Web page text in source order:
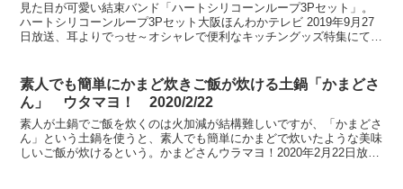
見た目が可愛い結束バンド「ハートシリコーンループ3Pセット」。
ハートシリコーンループ3Pセット大阪ほんわかテレビ 2019年9月27
日放送、耳よりでっせ～オシャレで便利なキッチングッズ特集にて紹
素人でも簡単にかまど炊きご飯が炊ける土鍋「かまどさ
ん」 ウタマヨ！ 2020/2/22
素人が土鍋でご飯を炊くのは火加減が結構難しいですが、「かまどさ
ん」という土鍋を使うと、素人でも簡単にかまどで炊いたような美味
しいご飯が炊けるという。かまどさんウラマヨ！2020年2月22日放